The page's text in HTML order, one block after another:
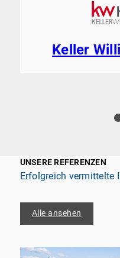
Keller
UNSERE REFERENZEN
Erfolgreich vermittelte
Alle ansehen